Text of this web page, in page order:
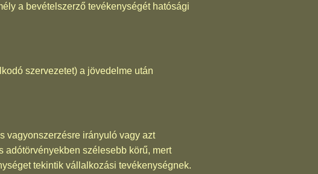
a bevételszerző tevékenységét hatósági
szervezetet) a jövedelme után
vagyonszerzésre irányuló vagy azt
adótörvényekben szélesebb körű, mert
tekintik vállalkozási tevékenységnek.